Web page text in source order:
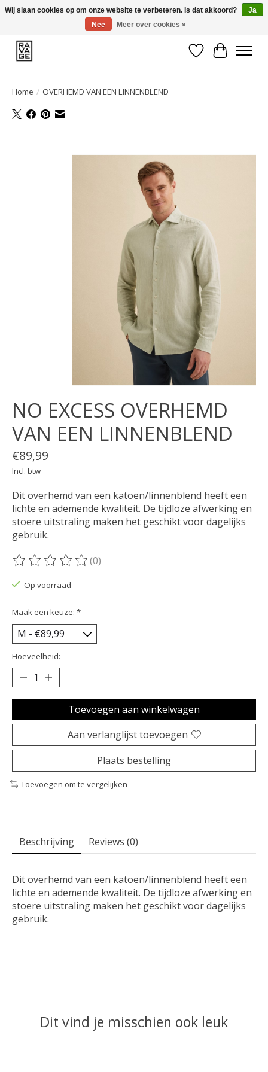
EEN GROOT ASSORTIMENT VAN TOP MERKEN!
Verlanglijst
Home / OVERHEMD VAN EEN LINNENBLEND
NO EXCESS OVERHEMD
VAN EEN LINNENBLEND
€89,99
Incl. btw
Dit overhemd van een katoen/linnenblend heeft een
lichte en ademende kwaliteit. De tijdloze afwerking en
stoere uitstraling maken het geschikt voor dagelijks
gebruik.
De beoordeling van dit product is
(0)
Op voorraad
Maak een keuze: *
Hoeveelheid:
Toevoegen aan winkelwagen
Aan verlanglijst toevoegen
Plaats bestelling
Toevoegen om te vergelijken
Beschrijving Reviews (0)
Dit overhemd van een katoen/linnenblend heeft een
lichte en ademende kwaliteit. De tijdloze afwerking en
stoere uitstraling maken het geschikt voor dagelijks
gebruik.
Dit vind je misschien ook leuk
Wij slaan cookies op om onze website te verbeteren. Is dat akkoord?
Ja
Nee
Meer over cookies »